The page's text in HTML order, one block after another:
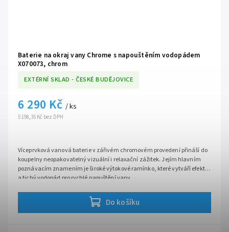
Baterie na okraj vany Chrome s napouštěním vodopádem
X070073, chrom
EXTÉRNÍ SKLAD - ČESKÉ BUDĚJOVICE
5 198,35 Kč bez DPH
6 290 Kč / ks
Do košíku
Víceprvková vanová baterie v zářivém chromovém provedení přináší do
koupelny neopakovatelný vizuální i relaxační zážitek. Jejím hlavním
poznávacím znamením je široké výtokové ramínko, které vytváří efektní
a tichý vodopád pro rychlé napuštění vany.
Hlavní přednosti baterie:
Efektní vodopádový proud:Široký výtok promění každé